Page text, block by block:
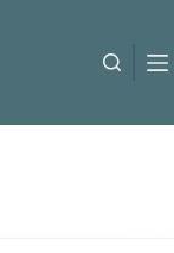
المحتوى